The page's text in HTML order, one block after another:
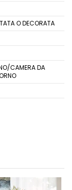
O DECORATA
CAMERA DA